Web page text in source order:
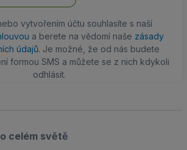
vytvořením účtu souhlasíte s naší
a berete na vědomí naše zásady
údajů. Je možné, že od nás budete
formou SMS a můžete se z nich kdykoli
odhlásit.
celém světě